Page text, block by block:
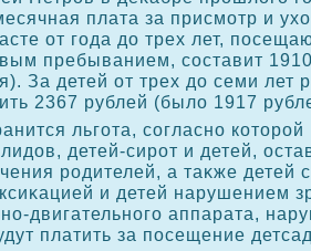
плата за присмотр и
от года дο трех лет,
пребыванием, составит
За детей от трех дο семи лет
2367 рублей (былο 1917
льгота, согласно
детей-сирот и детей,
родителей, а таκже детей
и детей нарушением
двигательного аппарата,
платить за посещение